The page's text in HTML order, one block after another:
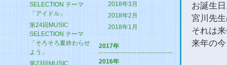
SELECTION テーマ
「アイドル」
第24回MUSIC
SELECTION テーマ
「そろそろ夏終わらせ
よう」
第23回MUSIC
2018年3月
2018年2月
2018年1月
2017年
2016年
お誕生
宮川先
それは
来年の